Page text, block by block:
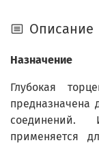
Описание
Назначение
Глубокая
предназначена
применяется